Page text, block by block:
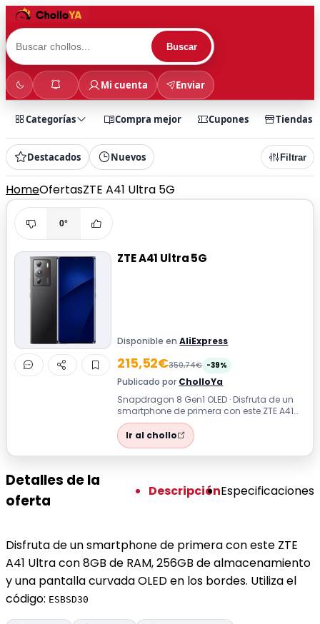
Buscar
Mi cuenta Enviar
Categorías Compra mejor Cupones Tiendas
Destacados Nuevos Filtrar
HomeOfertasZTE A41 Ultra 5G
0°
ZTE A41 Ultra 5G
Disponible enAliExpress
215,52€350,74€ -39%
Publicado por CholloYa
Snapdragon 8 Gen1 OLED · Disfruta de un
smartphone de primera con este ZTE A41
Ultra con 8GB de RAM, 256GB de
almacen...
Ir al chollo
Detalles de la
oferta
DescripciónEspecificaciones
Disfruta de un smartphone de primera con este ZTE
A41 Ultra con 8GB de RAM, 256GB de almacenamiento
y una pantalla curvada OLED en los bordes. Utiliza el
código: ESBSD30